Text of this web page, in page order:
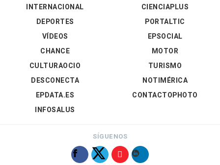
INTERNACIONAL
DEPORTES
VÍDEOS
CIENCIAPLUS
PORTALTIC
EPSOCIAL
CHANCE
CULTURAOCIO
DESCONECTA
EPDATA.ES
INFOSALUS
MOTOR
TURISMO
NOTIMÉRICA
CONTACTOPHOTO
SÍGUENOS